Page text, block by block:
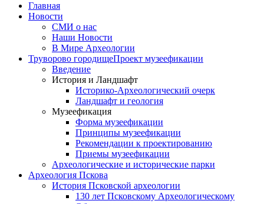
Главная
Новости
СМИ о нас
Наши Новости
В Мире Археологии
Труворово городищеПроект музеефикации
Введение
История и Ландшафт
Историко-Археологический очерк
Ландшафт и геология
Музеефикация
Форма музеефикации
Принципы музеефикации
Рекомендации к проектированию
Приемы музеефикации
Археологические и исторические парки
Археология Пскова
История Псковской археологии
130 лет Псковскому Археологическому